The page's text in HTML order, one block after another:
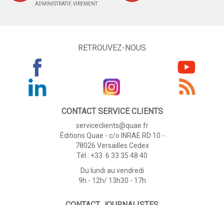
ADMINISTRATIF, VIREMENT
RETROUVEZ-NOUS
CONTACT SERVICE CLIENTS
serviceclients@quae.fr
Éditions Quae - c/o INRAE RD 10 -
78026 Versailles Cedex
Tél : +33 6 33 35 48 40
Du lundi au vendredi
9h - 12h/ 13h30 - 17h